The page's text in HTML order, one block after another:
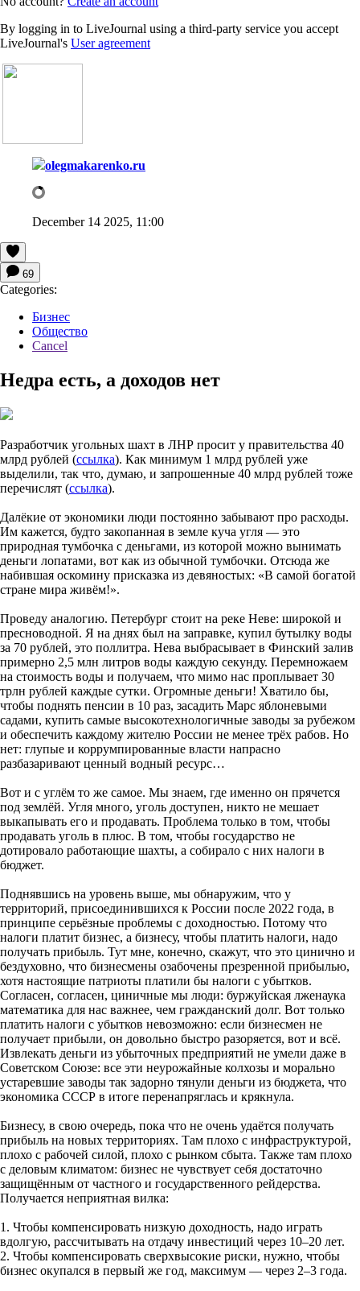
By logging in to LiveJournal using a third-party service you accept
LiveJournal's User agreement
olegmakarenko.ru
December 14 2025, 11:00
69
Categories:
Бизнес
Общество
Cancel
Недра есть, а доходов нет
Разработчик угольных шахт в ЛНР просит у правительства 40
млрд рублей (ссылка). Как минимум 1 млрд рублей уже
выделили, так что, думаю, и запрошенные 40 млрд рублей тоже
перечислят (ссылка).
Далёкие от экономики люди постоянно забывают про расходы.
Им кажется, будто закопанная в земле куча угля — это
природная тумбочка с деньгами, из которой можно вынимать
деньги лопатами, вот как из обычной тумбочки. Отсюда же
набившая оскомину присказка из девяностых: «В самой богатой
стране мира живём!».
Проведу аналогию. Петербург стоит на реке Неве: широкой и
пресноводной. Я на днях был на заправке, купил бутылку воды
за 70 рублей, это поллитра. Нева выбрасывает в Финский залив
примерно 2,5 млн литров воды каждую секунду. Перемножаем
на стоимость воды и получаем, что мимо нас проплывает 30
трлн рублей каждые сутки. Огромные деньги! Хватило бы,
чтобы поднять пенсии в 10 раз, засадить Марс яблоневыми
садами, купить самые высокотехнологичные заводы за рубежом
и обеспечить каждому жителю России не менее трёх рабов. Но
нет: глупые и коррумпированные власти напрасно
разбазаривают ценный водный ресурс…
Вот и с углём то же самое. Мы знаем, где именно он прячется
под землёй. Угля много, уголь доступен, никто не мешает
выкапывать его и продавать. Проблема только в том, чтобы
продавать уголь в плюс. В том, чтобы государство не
дотировало работающие шахты, а собирало с них налоги в
бюджет.
Поднявшись на уровень выше, мы обнаружим, что у
территорий, присоединившихся к России после 2022 года, в
принципе серьёзные проблемы с доходностью. Потому что
налоги платит бизнес, а бизнесу, чтобы платить налоги, надо
получать прибыль. Тут мне, конечно, скажут, что это цинично и
бездуховно, что бизнесмены озабочены презренной прибылью,
хотя настоящие патриоты платили бы налоги с убытков.
Согласен, согласен, циничные мы люди: буржуйская лженаука
математика для нас важнее, чем гражданский долг. Вот только
платить налоги с убытков невозможно: если бизнесмен не
получает прибыли, он довольно быстро разоряется, вот и всё.
Извлекать деньги из убыточных предприятий не умели даже в
Советском Союзе: все эти неурожайные колхозы и морально
устаревшие заводы так задорно тянули деньги из бюджета, что
экономика СССР в итоге перенапряглась и крякнула.
Бизнесу, в свою очередь, пока что не очень удаётся получать
прибыль на новых территориях. Там плохо с инфраструктурой,
плохо с рабочей силой, плохо с рынком сбыта. Также там плохо
с деловым климатом: бизнес не чувствует себя достаточно
защищённым от частного и государственного рейдерства.
Получается неприятная вилка:
1. Чтобы компенсировать низкую доходность, надо играть
вдолгую, рассчитывать на отдачу инвестиций через 10–20 лет.
2. Чтобы компенсировать сверхвысокие риски, нужно, чтобы
бизнес окупался в первый же год, максимум — через 2–3 года.